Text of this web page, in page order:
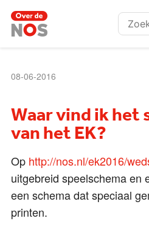
08-06-2016
Waar vind ik het
van het EK?
Op http://nos.nl/ek2016/
uitgebreid speelschema en
een schema dat speciaal
printen.